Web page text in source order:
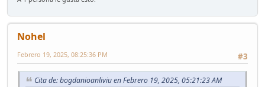
Nohel
#3
Febrero 19, 2025, 08:25:36 PM
Cita de: bogdanioanliviu en Febrero 19, 2025, 05:21:23 AM